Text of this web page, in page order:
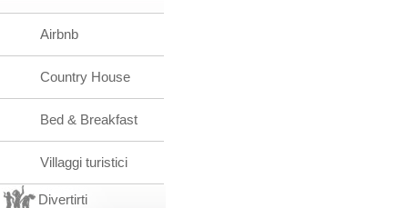
Airbnb
Country House
Bed & Breakfast
Villaggi turistici
Divertirti